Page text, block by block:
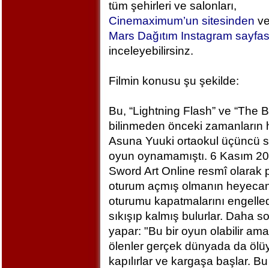
tüm şehirleri ve salonları,
Cinemaximum’un sitesinden
Mars Dağıtım Instagram
inceleyebilirsinz.
Filmin konusu şu şekilde:
Bu, “Lightning Flash” ve “The
bilinmeden önceki zamanların
Asuna Yuuki ortaokul üçüncü
oyun oynamamıştı. 6 Kasım
Sword Art Online resmî olarak
oturum açmış olmanın
oturumu kapatmalarını
sıkışıp kalmış bulurlar. Daha
yapar: "Bu bir oyun olabilir
ölenler gerçek dünyada da
kapılırlar ve kargaşa başlar.